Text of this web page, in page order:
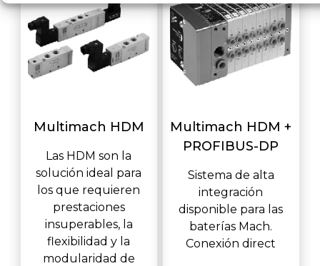
Multimach HDM
Las HDM son la
solución ideal para
los que requieren
prestaciones
insuperables, la
flexibilidad y la
modularidad de
Multimach HDM +
PROFIBUS-DP
Sistema de alta
integración
disponible para las
baterías Mach.
Conexión direct